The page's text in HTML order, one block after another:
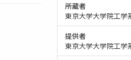
所蔵者
東京大学大学院工学
提供者
東京大学大学院工学